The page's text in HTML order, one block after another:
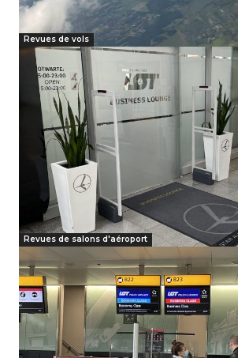
Revues de vols
Revues de salons d'aéroport